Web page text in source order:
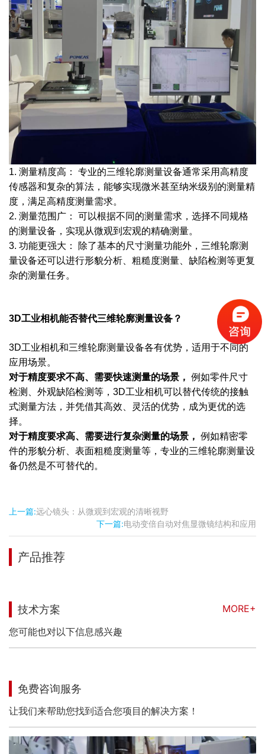
1. 测量精度高： 专业的三维轮廓测量设备通常采用高精度
传感器和复杂的算法，能够实现微米甚至纳米级别的测量精
度，满足高精度测量需求。
2. 测量范围广： 可以根据不同的测量需求，选择不同规格
的测量设备，实现从微观到宏观的精确测量。
3. 功能更强大： 除了基本的尺寸测量功能外，三维轮廓测
量设备还可以进行形貌分析、粗糙度测量、缺陷检测等更复
杂的测量任务。
3D工业相机能否替代三维轮廓测量设备？
3D工业相机和三维轮廓测量设备各有优势，适用于不同的
应用场景。
对于精度要求不高、需要快速测量的场景， 例如零件尺寸
检测、外观缺陷检测等，3D工业相机可以替代传统的接触
式测量方法，并凭借其高效、灵活的优势，成为更优的选
择。
对于精度要求高、需要进行复杂测量的场景， 例如精密零
件的形貌分析、表面粗糙度测量等，专业的三维轮廓测量设
备仍然是不可替代的。
上一篇:远心镜头：从微观到宏观的清晰视野
下一篇:电动变倍自动对焦显微镜结构和应用
产品推荐
技术方案
MORE+
您可能也对以下信息感兴趣
免费咨询服务
让我们来帮助您找到适合您项目的解决方案！